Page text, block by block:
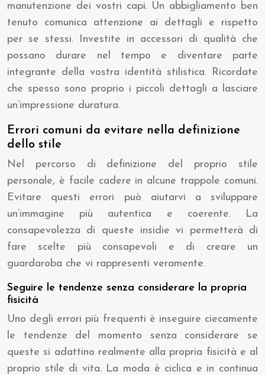
manutenzione dei vostri capi. Un abbigliamento ben
tenuto comunica attenzione ai dettagli e rispetto
per se stessi. Investite in accessori di qualità che
possano durare nel tempo e diventare parte
integrante della vostra identità stilistica. Ricordate
che spesso sono proprio i piccoli dettagli a lasciare
un’impressione duratura.
Errori comuni da evitare nella definizione
dello stile
Nel percorso di definizione del proprio stile
personale, è facile cadere in alcune trappole comuni.
Evitare questi errori può aiutarvi a sviluppare
un’immagine più autentica e coerente. La
consapevolezza di queste insidie vi permetterà di
fare scelte più consapevoli e di creare un
guardaroba che vi rappresenti veramente.
Seguire le tendenze senza considerare la propria
fisicità
Uno degli errori più frequenti è inseguire ciecamente
le tendenze del momento senza considerare se
queste si adattino realmente alla propria fisicità e al
proprio stile di vita. La moda è ciclica e in continua